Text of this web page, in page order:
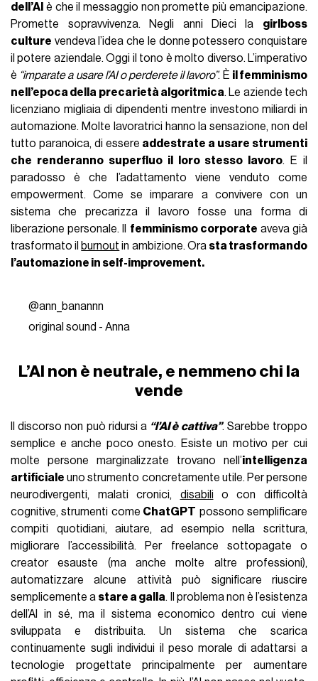
dell’AI è che il messaggio non promette più emancipazione.
Promette sopravvivenza. Negli anni Dieci la girlboss
culture vendeva l’idea che le donne potessero conquistare
il potere aziendale. Oggi il tono è molto diverso. L’imperativo
è “imparate a usare l’AI o perderete il lavoro”. È il femminismo
nell’epoca della precarietà algoritmica. Le aziende tech
licenziano migliaia di dipendenti mentre investono miliardi in
automazione. Molte lavoratrici hanno la sensazione, non del
tutto paranoica, di essere addestrate a usare strumenti
che renderanno superfluo il loro stesso lavoro. E il
paradosso è che l’adattamento viene venduto come
empowerment. Come se imparare a convivere con un
sistema che precarizza il lavoro fosse una forma di
liberazione personale. Il femminismo corporate aveva già
trasformato il burnout in ambizione. Ora sta trasformando
l’automazione in self-improvement.
@ann_banannn
original sound - Anna
L’AI non è neutrale, e nemmeno chi la
vende
Il discorso non può ridursi a “l’AI è cattiva”. Sarebbe troppo
semplice e anche poco onesto. Esiste un motivo per cui
molte persone marginalizzate trovano nell’intelligenza
artificiale uno strumento concretamente utile. Per persone
neurodivergenti, malati cronici, disabili o con difficoltà
cognitive, strumenti come ChatGPT possono semplificare
compiti quotidiani, aiutare, ad esempio nella scrittura,
migliorare l’accessibilità. Per freelance sottopagate o
creator esauste (ma anche molte altre professioni),
automatizzare alcune attività può significare riuscire
semplicemente a stare a galla. Il problema non è l’esistenza
dell’AI in sé, ma il sistema economico dentro cui viene
sviluppata e distribuita. Un sistema che scarica
continuamente sugli individui il peso morale di adattarsi a
tecnologie progettate principalmente per aumentare